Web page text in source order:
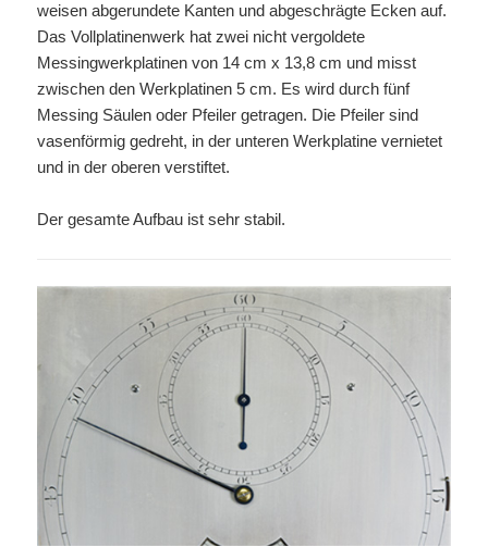
weisen abgerundete Kanten und abgeschrägte Ecken auf.
Das Vollplatinenwerk hat zwei nicht vergoldete
Messingwerkplatinen von 14 cm x 13,8 cm und misst
zwischen den Werkplatinen 5 cm. Es wird durch fünf
Messing Säulen oder Pfeiler getragen. Die Pfeiler sind
vasenförmig gedreht, in der unteren Werkplatine vernietet
und in der oberen verstiftet.
Der gesamte Aufbau ist sehr stabil.